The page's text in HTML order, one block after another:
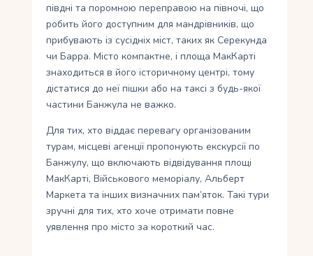
півдні та поромною переправою на півночі, що
робить його доступним для мандрівників, що
прибувають із сусідніх міст, таких як Серекунда
чи Барра. Місто компактне, і площа МакКарті
знаходиться в його історичному центрі, тому
дістатися до неї пішки або на таксі з будь-якої
частини Банжула не важко.
Для тих, хто віддає перевагу організованим
турам, місцеві агенції пропонують екскурсії по
Банжулу, що включають відвідування площі
МакКарті, Військового меморіалу, Альберт
Маркета та інших визначних пам’яток. Такі тури
зручні для тих, хто хоче отримати повне
уявлення про місто за короткий час.